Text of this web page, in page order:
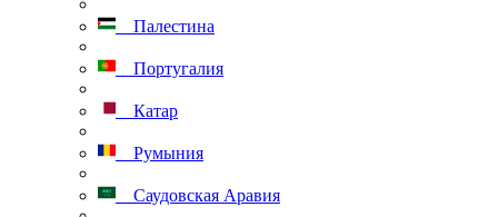
Палестина
Португалия
Катар
Румыния
Саудовская Аравия